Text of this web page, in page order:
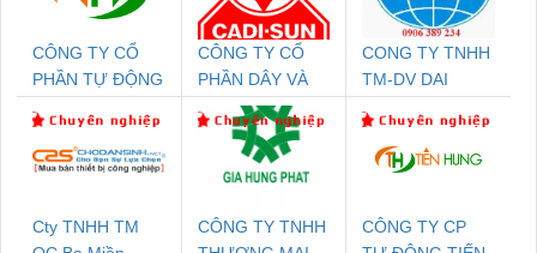
CÔNG TY CỔ
PHẦN TỰ ĐỘNG
CÔNG TY CỔ
PHẦN DÂY VÀ
CÁP ĐIỆN
THƯỢNG ĐÌNH
CONG TY TNHH
TM-DV DAI
Cty TNHH TM
CÔNG TY TNHH
CÔNG TY CP